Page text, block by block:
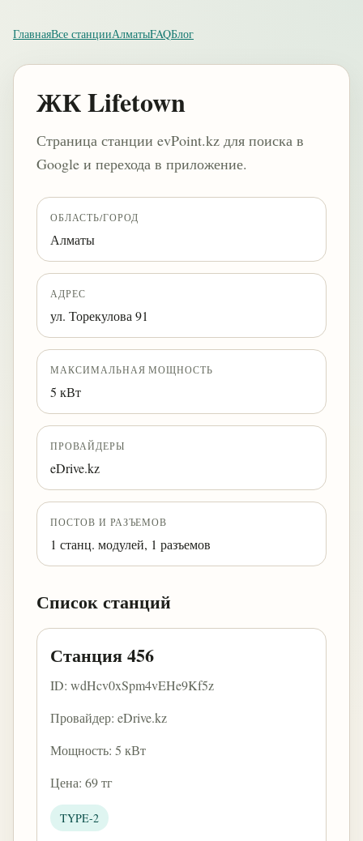
ГлавнаяВсе станцииАлматыFAQБлог
ЖК Lifetown
Страница станции evPoint.kz для поиска в
Google и перехода в приложение.
ОБЛАСТЬ/ГОРОД
Алматы
АДРЕС
ул. Торекулова 91
МАКСИМАЛЬНАЯ МОЩНОСТЬ
5 кВт
ПРОВАЙДЕРЫ
eDrive.kz
ПОСТОВ И РАЗЪЕМОВ
1 станц. модулей, 1 разъемов
Список станций
Станция 456
ID: wdHcv0xSpm4vEHe9Kf5z
Провайдер: eDrive.kz
Мощность: 5 кВт
Цена: 69 тг
TYPE-2